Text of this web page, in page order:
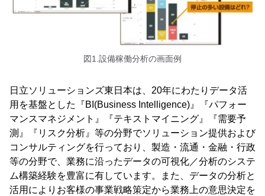
図1.設備稼働分析の画面例
日立ソリューションズ東日本は、20年にわたりデータ活
用を基盤とした『BI(Business Intelligence)』『パフォー
マンスマネジメント』『テキストマイニング』『需要予
測』『リスク分析』等の分野でソリューション提供および
コンサルティングを行っており、製造・流通・金融・行政
等の分野で、業務に沿ったデータの可視化／分析のシステ
ム構築経験を豊富に有しています。また、データの分析と
活用によりお客様の事業戦略策定から業務上の意思決定を